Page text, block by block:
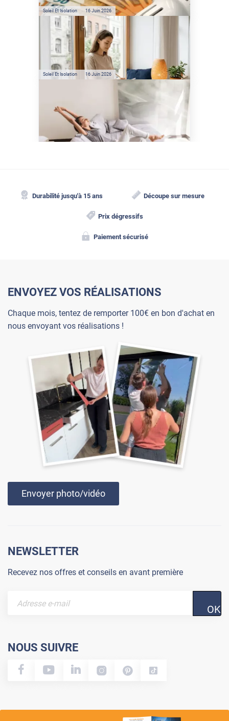
Soleil Et Isolation 16 Juin 2026
Préservez votre logement de
la chaleur : les conseils de
Jamy de C'est Pas Sorcier
Soleil Et Isolation 16 Juin 2026
Comment protéger sa
maison de la chaleur sans
climatisation ?
Durabilité jusqu'à 15 ans Découpe sur mesure
Prix dégressifs
Paiement sécurisé
ENVOYEZ VOS RÉALISATIONS
Chaque mois, tentez de remporter 100€ en bon d'achat en
nous envoyant vos réalisations !
Envoyer photo/vidéo
NEWSLETTER
Recevez nos offres et conseils en avant première
OK
NOUS SUIVRE